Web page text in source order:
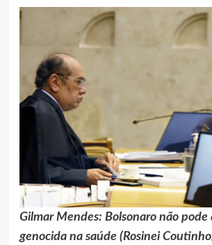
Gilmar Mendes: Bolsonaro não
genocida na saúde (Rosinei